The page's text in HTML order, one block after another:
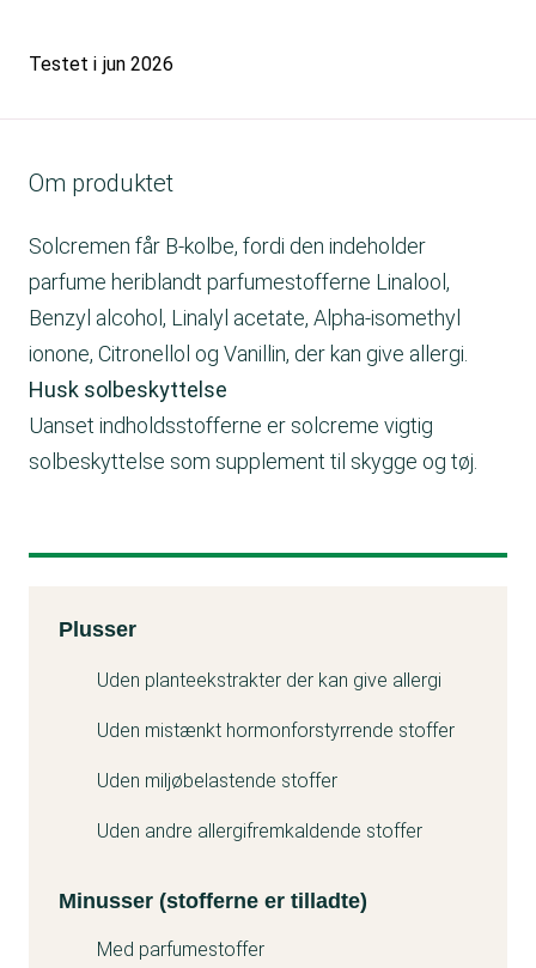
Testet i jun 2026
Om produktet
Solcremen får B-kolbe, fordi den indeholder
parfume heriblandt parfumestofferne Linalool,
Benzyl alcohol, Linalyl acetate, Alpha-isomethyl
ionone, Citronellol og Vanillin, der kan give allergi.
Husk solbeskyttelse
Uanset indholdsstofferne er solcreme vigtig
solbeskyttelse som supplement til skygge og tøj.
Kemitest
Plusser
Uden planteekstrakter der kan give allergi
Uden mistænkt hormonforstyrrende stoffer
Uden miljøbelastende stoffer
Uden andre allergifremkaldende stoffer
Minusser (stofferne er tilladte)
Med parfumestoffer